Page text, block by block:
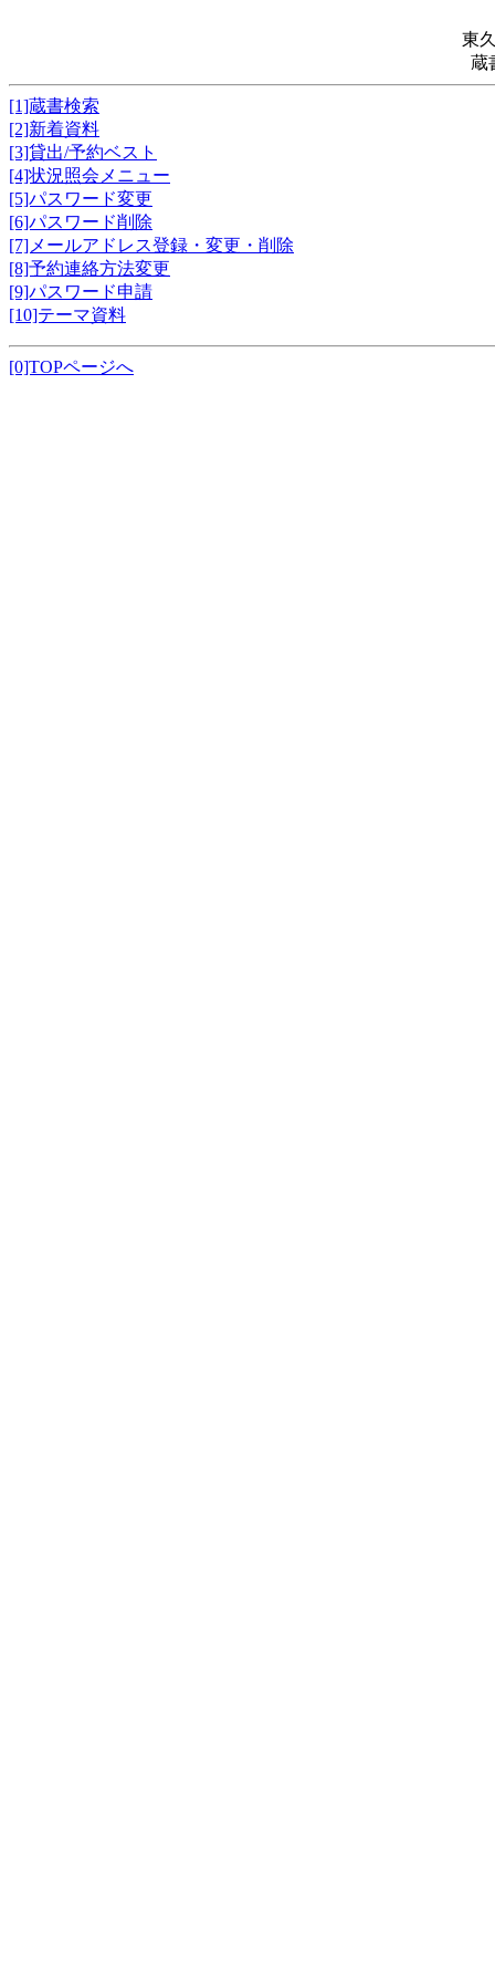
東
蔵
[1]蔵書検索
[2]新着資料
[3]貸出/予約ベスト
[4]状況照会メニュー
[5]パスワード変更
[6]パスワード削除
[7]メールアドレス登録・変更・削除
[8]予約連絡方法変更
[9]パスワード申請
[10]テーマ資料
[0]TOPページへ